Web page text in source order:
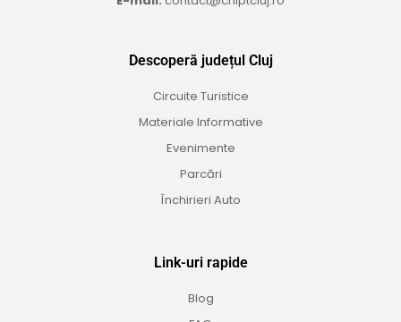
Descoperă județul Cluj
Circuite Turistice
Materiale Informative
Evenimente
Parcări
Închirieri Auto
Link-uri rapide
Blog